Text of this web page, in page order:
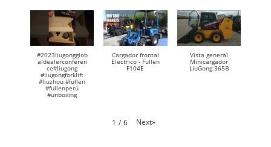
#2023liugongglob
aldealerconferen
ce#liugong
#liugongforklift
#liuzhou #fullen
#fullenperú
#unboxing
Cargador frontal
Electrico - Fullen
F104E
Vista general
Minicargador
LiuGong 365B
1 / 6 Next»